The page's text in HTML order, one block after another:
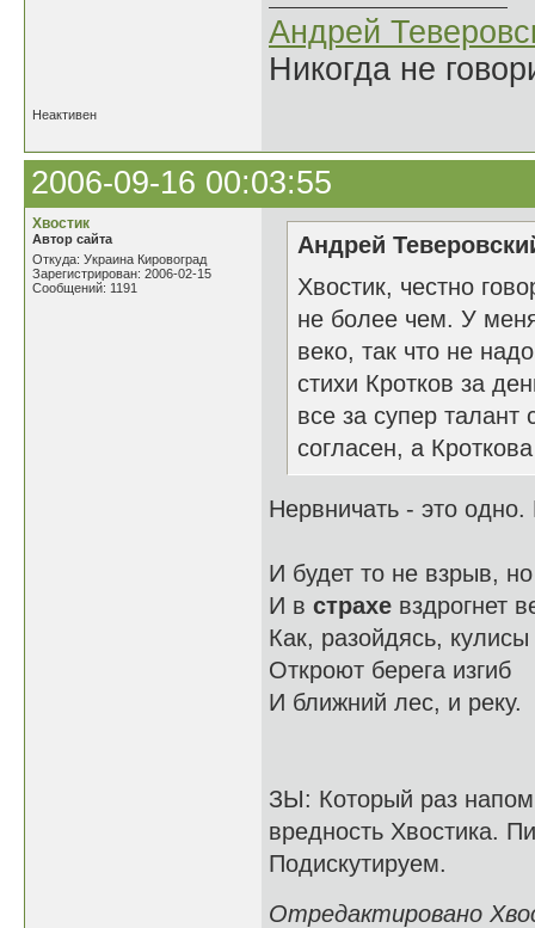
Андрей
Никогда не
Неактивен
2006-09-16 00:03:55
Хвостик
Автор сайта
Откуда: Украина Кировоград
Зарегистрирован: 2006-02-15
Сообщений: 1191
Андрей
Хвостик, честно
не более чем. У
веко, так что не
стихи Кротков за
все за супер
согласен, а
Нервничать - это
И будет то не взрыв,
И в страхе вздрогнет
Как, разойдясь,
Откроют берега изгиб
И ближний лес, и реку.
ЗЫ: Который раз
вредность Хвостика.
Подискутируем.
Отредактировано